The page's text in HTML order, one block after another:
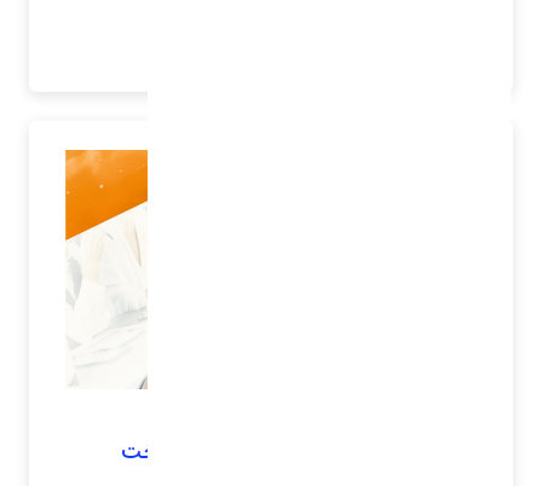
نرم افزار مدیریت دریافت و پرداخت